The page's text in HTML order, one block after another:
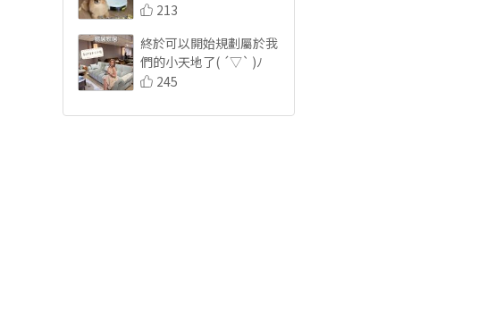
213
終於可以開始規劃屬於我
們的小天地了( ´▽` )ﾉ
245
專程由台灣搬寶寶食品🤣